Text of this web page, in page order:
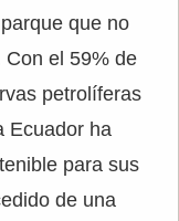
que no
el 59% de
petrolíferas
Ecuador ha
para sus
de una